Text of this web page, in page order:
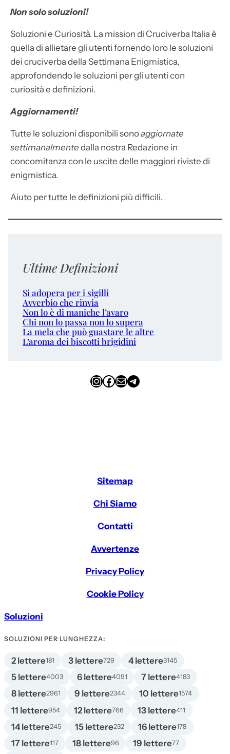
Non solo soluzioni!
Soluzioni e Curiosità. La mission di Cruciverba Italia è
quella di allietare gli utenti fornendo loro le soluzioni
dei cruciverba della Settimana Enigmistica,
approfondendo le soluzioni per gli utenti con
curiosità e definizioni.
Aggiornamenti!
Tutte le soluzioni disponibili sonoaggiornate
settimanalmente dalla nostra Redazione in
concomitanza con le uscite delle maggiori riviste di
enigmistica.
Aiuto per tutte le definizioni più difficili.
Ultime Definizioni
Si adopera per i sigilli
Avverbio che rinvia
Non lo è di maniche l’avaro
Chi non lo passa non lo supera
La mela che può guastare le altre
L’aroma dei biscotti brigidini
InstagramFacebook Email Telegram
Sitemap
Chi Siamo
Contatti
Avvertenze
Privacy Policy
Cookie Policy
Soluzioni
SOLUZIONI PER LUNGHEZZA:
2 lettere181 3 lettere729 4 lettere3145
5 lettere4003 6 lettere4091 7 lettere4183
8 lettere2961 9 lettere2344 10 lettere1574
11 lettere954 12 lettere766 13 lettere411
14 lettere245 15 lettere232 16 lettere178
17 lettere117 18 lettere96 19 lettere77